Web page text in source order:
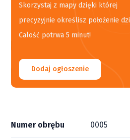
Skorzystaj z mapy dzięki której
precyzyjnie określisz położenie
Calość potrwa 5 minut!
Dodaj ogłoszenie
Numer obrębu 0005